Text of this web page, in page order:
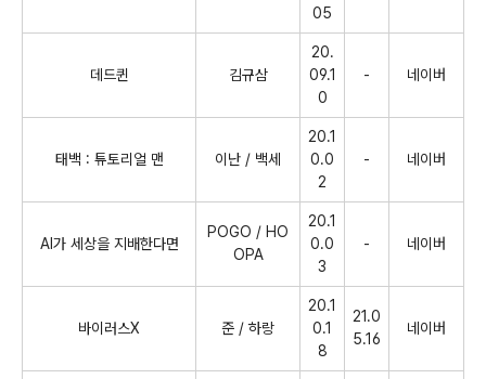
05
데드퀸 김규삼
20.
09.1
0
- 네이버
태백 : 튜토리얼 맨 이난 / 백세
20.1
0.0
2
- 네이버
AI가 세상을 지배한다면
POGO / HO
OPA
20.1
0.0
3
- 네이버
바이러스X 준 /하랑
20.1
0.1
8
21.0
5.16
네이버